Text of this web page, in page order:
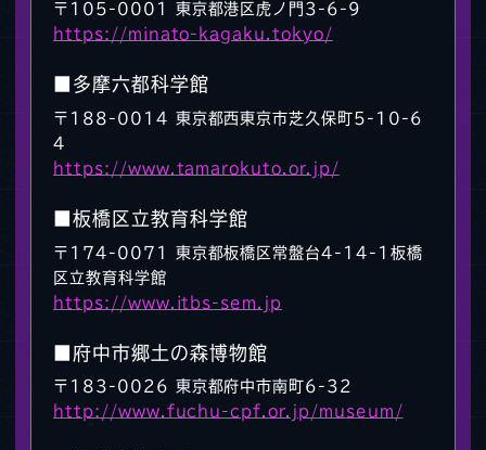
〒105-0001 東京都港区虎ノ門3-6-9
https://minato-kagaku.tokyo/
■多摩六都科学館
〒188-0014 東京都西東京市芝久保町5-10-6
4
https://www.tamarokuto.or.jp/
■板橋区立教育科学館
〒174-0071 東京都板橋区常盤台4-14-1板橋
区立教育科学館
https://www.itbs-sem.jp
■府中市郷土の森博物館
〒183-0026 東京都府中市南町6-32
http://www.fuchu-cpf.or.jp/museum/